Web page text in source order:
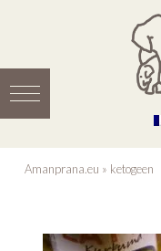
Amanprana.eu » ketogeen